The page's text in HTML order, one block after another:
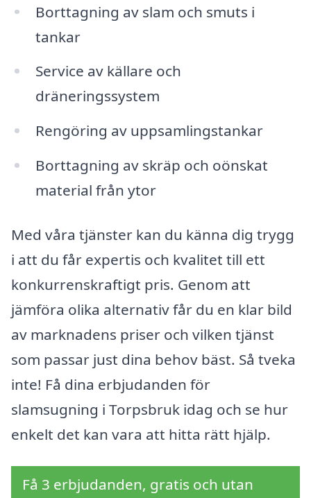
Borttagning av slam och smuts i
tankar
Service av källare och
dräneringssystem
Rengöring av uppsamlingstankar
Borttagning av skräp och oönskat
material från ytor
Med våra tjänster kan du känna dig trygg
i att du får expertis och kvalitet till ett
konkurrenskraftigt pris. Genom att
jämföra olika alternativ får du en klar bild
av marknadens priser och vilken tjänst
som passar just dina behov bäst. Så tveka
inte! Få dina erbjudanden för
slamsugning i Torpsbruk idag och se hur
enkelt det kan vara att hitta rätt hjälp.
Få 3 erbjudanden, gratis och utan